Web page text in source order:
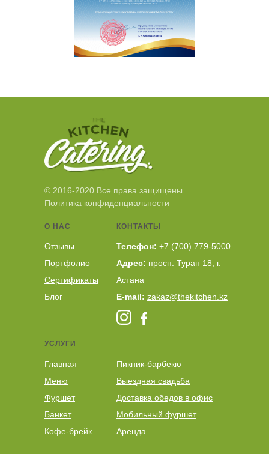
УСЛУГИ
Главная
Меню
Фуршет
Банкет
Кофе-брейк
Пикник-барбекю
Выездная свадьба
Доставка обедов в офис
Мобильный фуршет
Аренда
О НАС
Отзывы
Портфолио
Сертификаты
Блог
© 2016-2020 Все права защищены
Политика конфиденциальности
КОНТАКТЫ
Телефон: +7 (700) 779-5000
Адрес: просп. Туран 18, г.
Астана
E-mail: zakaz@thekitchen.kz